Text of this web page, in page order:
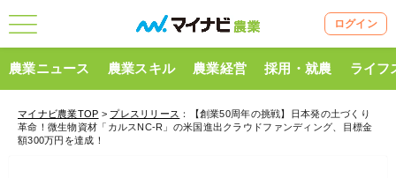
ログイン
農業ニュース 農業スキル 農業経営 採用・就農 ライフ
マイナビ農業TOP > プレスリリース ：【創業50周年の挑戦】日本発の土づくり
革命！微生物資材「カルスNC-R」の米国進出クラウドファンディング、目標金
額300万円を達成！